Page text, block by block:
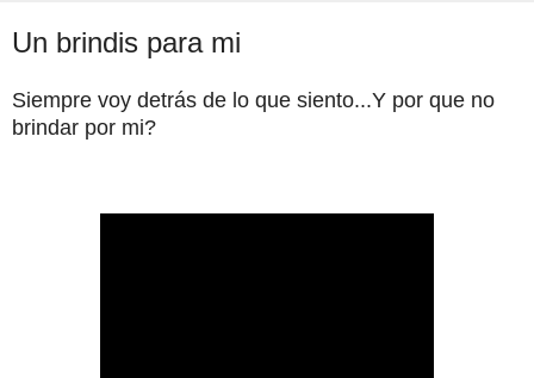
Un brindis para mi
Siempre voy detrás de lo que siento...Y por que no
brindar por mi?